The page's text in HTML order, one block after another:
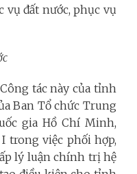
đất nước, phục vụ
tác này của tỉnh
Ban Tổ chức Trung
gia Hồ Chí Minh,
trong việc phối hợp,
lý luận chính trị hệ